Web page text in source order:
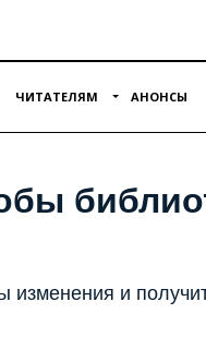
ЧИТАТЕЛЯМ АНОНСЫ
изменения и